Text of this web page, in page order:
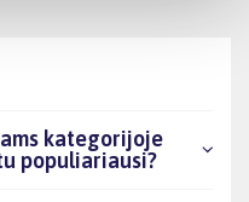
kategorijoje
populiariausi?